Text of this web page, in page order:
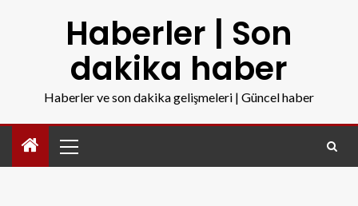
Haberler | Son
dakika haber
Haberler ve son dakika gelişmeleri | Güncel haber